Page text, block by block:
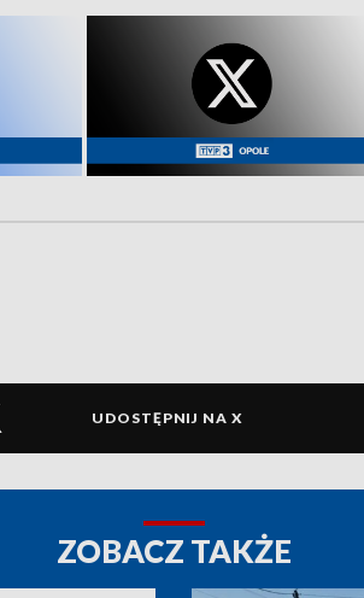
UDOSTĘPNIJ NA X
ZOBACZ TAKŻE